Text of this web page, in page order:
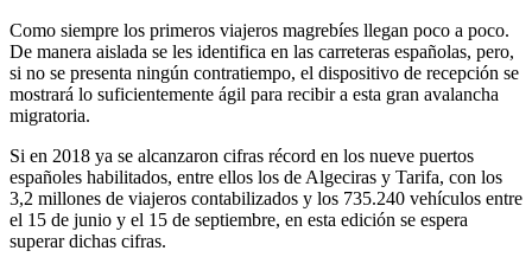
Como siempre los primeros viajeros magrebíes llegan poco a poco.
De manera aislada se les identifica en las carreteras españolas, pero,
si no se presenta ningún contratiempo, el dispositivo de recepción se
mostrará lo suficientemente ágil para recibir a esta gran avalancha
migratoria.
Si en 2018 ya se alcanzaron cifras récord en los nueve puertos
españoles habilitados, entre ellos los de Algeciras y Tarifa, con los
3,2 millones de viajeros contabilizados y los 735.240 vehículos entre
el 15 de junio y el 15 de septiembre, en esta edición se espera
superar dichas cifras.